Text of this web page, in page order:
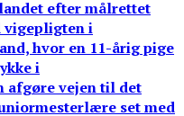
efter målrettet
vigepligten i
hvor en 11-årig pige
i
afgøre vejen til det
set med